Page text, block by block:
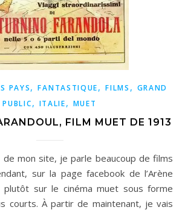
PAYS,FANTASTIQUE,FILMS , GRAND
PUBLIC, ITALIE, MUET
FILM MUET DE 1913
sur la page facebook de l’Arène
plutôt sur le cinéma muet sous forme
courts. À partir de maintenant, je vais